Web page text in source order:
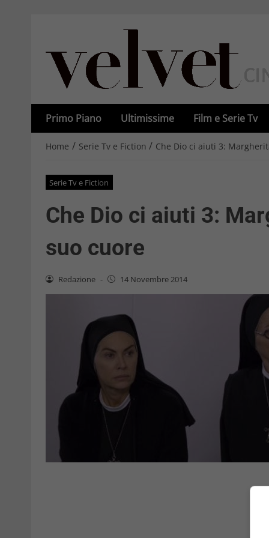
Primo Piano Ultimissime Film e Serie Tv
Home / Serie Tv e Fiction / Che Dio ci aiuti 3:
Serie Tv e Fiction
Che Dio ci aiuti 3:
suo cuore
Redazione - 14 Novembre 2014